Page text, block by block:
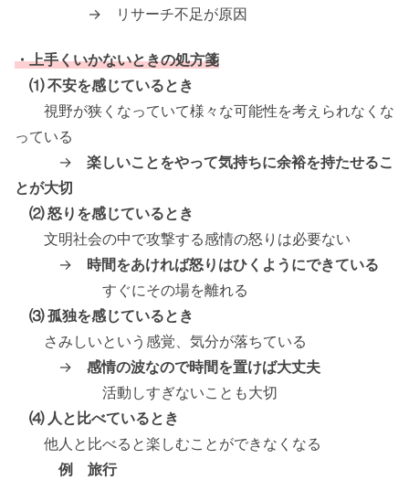
→ リサーチ不足が原因
・上手くいかないときの処方箋
⑴ 不安を感じているとき
視野が狭くなっていて様々な可能性を考えられなくな
っている
→ 楽しいことをやって気持ちに余裕を持たせるこ
とが大切
⑵ 怒りを感じているとき
文明社会の中で攻撃する感情の怒りは必要ない
→ 時間をあければ怒りはひくようにできている
すぐにその場を離れる
⑶ 孤独を感じているとき
さみしいという感覚、気分が落ちている
→ 感情の波なので時間を置けば大丈夫
活動しすぎないことも大切
⑷ 人と比べているとき
他人と比べると楽しむことができなくなる
例 旅行